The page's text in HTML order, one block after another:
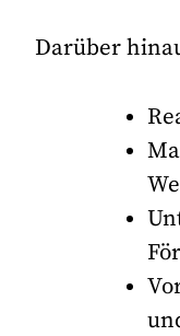
Darüber